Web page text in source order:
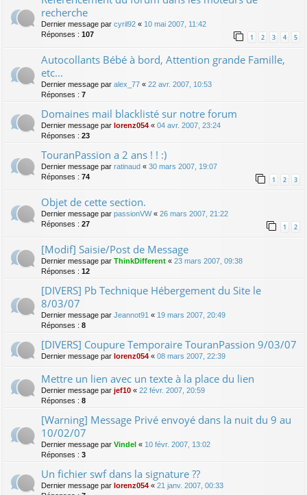
recherche
Dernier message par cyril92 « 10 mai 2007, 11:42
Réponses : 107 1 2 3 4 5
Autocollants Bébé à bord, Attention grande Famille,
etc...
Dernier message par alex_77 « 22 avr. 2007, 10:53
Réponses : 7
Domaines mail blacklisté sur notre forum
Dernier message par lorenz054 « 04 avr. 2007, 23:24
Réponses : 23
TouranPassion a 2 ans ! ! :)
Dernier message par ratinaud « 30 mars 2007, 19:07
Réponses : 74 1 2 3
Objet de cette section.
Dernier message par passionVW« 26 mars 2007, 21:22
Réponses : 27 1 2
[Modif] Saisie/Post de Message
Dernier message par ThinkDifferent « 23 mars 2007, 09:38
Réponses : 12
[DIVERS] Pb Technique Hébergement du Site le
8/03/07
Dernier message par Jeannot91 « 19 mars 2007, 20:49
Réponses : 8
[DIVERS] Coupure Temporaire TouranPassion 9/03/07
Dernier message par lorenz054 « 08 mars 2007, 22:39
Mettre un lien avec un texte à la place du lien
Dernier message par jef10 « 22 févr. 2007, 20:59
Réponses : 8
[Warning] Message Privé envoyé dans la nuit du 9 au
10/02/07
Dernier message par Vindel « 10 févr. 2007, 13:02
Réponses : 3
Un fichier swf dans la signature ??
Dernier message par lorenz054 « 21 janv. 2007, 00:33